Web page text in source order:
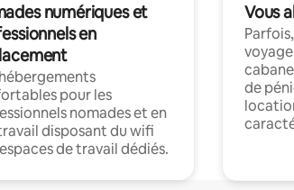
numériques et
en
pour les
nomades et en
disposant du wifi
de travail dédiés.
Vous
de